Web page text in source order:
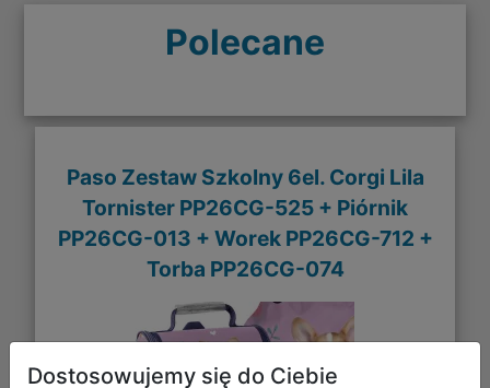
Polecane
Paso Zestaw Szkolny 6el. Corgi Lila
Tornister PP26CG-525 + Piórnik
PP26CG-013 + Worek PP26CG-712 +
Torba PP26CG-074
Dostosowujemy się do Ciebie